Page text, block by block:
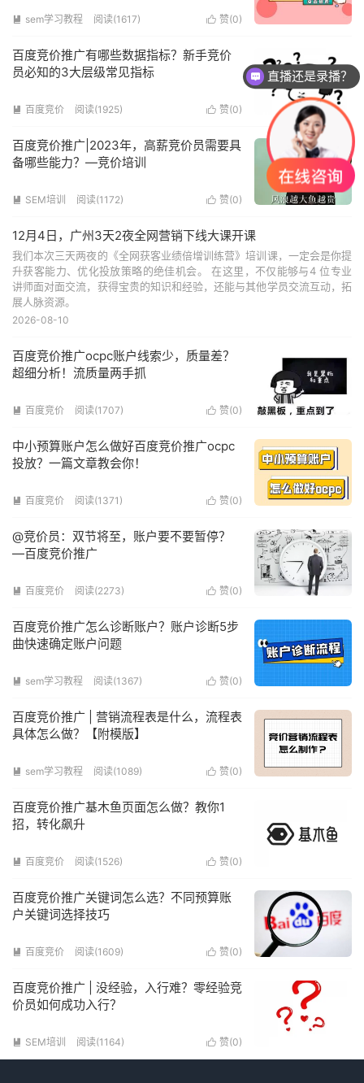
 赞(0)
 sem学习教程 阅读(1617)
百度竞价推广有哪些数据指标？新手竞价
员必知的3大层级常见指标
 赞(0)
 百度竞价 阅读(1925)
百度竞价推广|2023年，高薪竞价员需要具
备哪些能力？—竞价培训
 赞(0)
 SEM培训 阅读(1172)
12月4日，广州3天2夜全网营销下线大课开课
我们本次三天两夜的《全网获客业绩倍增训练营》培训课，一定会是你提
升获客能力、优化投放策略的绝佳机会。 在这里，不仅能够与4 位专业
讲师面对面交流，获得宝贵的知识和经验，还能与其他学员交流互动，拓
展人脉资源。
2026-08-10
百度竞价推广ocpc账户线索少，质量差？
超细分析！流质量两手抓
 赞(0)
 百度竞价 阅读(1707)
中小预算账户怎么做好百度竞价推广ocpc
投放？一篇文章教会你！
 赞(0)
 百度竞价 阅读(1371)
@竞价员：双节将至，账户要不要暂停？
—百度竞价推广
 赞(0)
 百度竞价 阅读(2273)
百度竞价推广怎么诊断账户？账户诊断5步
曲快速确定账户问题
 赞(0)
 sem学习教程 阅读(1367)
百度竞价推广 | 营销流程表是什么，流程表
具体怎么做？【附模版】
 赞(0)
 sem学习教程 阅读(1089)
百度竞价推广基木鱼页面怎么做？教你1
招，转化飙升
 赞(0)
 百度竞价 阅读(1526)
百度竞价推广关键词怎么选？不同预算账
户关键词选择技巧
 赞(0)
 百度竞价 阅读(1609)
百度竞价推广 | 没经验，入行难？零经验竞
价员如何成功入行？
 赞(0)
 SEM培训 阅读(1164)
直播还是录播？